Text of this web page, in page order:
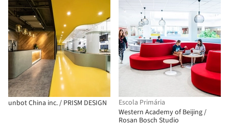
unbot China inc. / PRISM DESIGN
Escola Primária
Western Academy of Beijing /
Rosan Bosch Studio